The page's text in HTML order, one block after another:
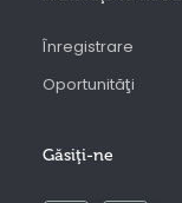
Înregistrare
Oportunităţi
Găsiţi-ne